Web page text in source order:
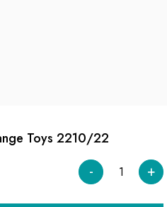
Toys 2210/22
- +